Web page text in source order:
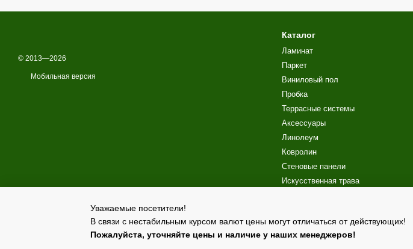
© 2013—2026
Мобильная версия
Online store built with Horoshop
Каталог
Ламинат
Паркет
Виниловый пол
Пробка
Террасные системы
Аксессуары
Линолеум
Ковролин
Стеновые панели
Искусственная трава
Уважаемые посетители!
В связи с нестабильным курсом валют цены могут отличаться от действующих!
Пожалуйста, уточняйте цены и наличие у наших менеджеров!